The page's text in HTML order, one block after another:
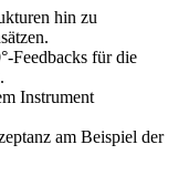
hin zu
Feedbacks für die
Instrument
am Beispiel der